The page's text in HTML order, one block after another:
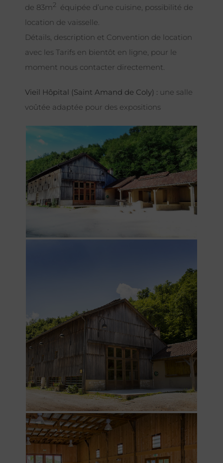
de 83m2 équipée d’une cuisine, possibilité de
location de vaisselle.
Détails, description et Convention de location
avec les Tarifs en bientôt en ligne, pour le
moment nous contacter directement.
Vieil Hôpital (Saint Amand de Coly) : une salle
voûtée adaptée pour des expositions